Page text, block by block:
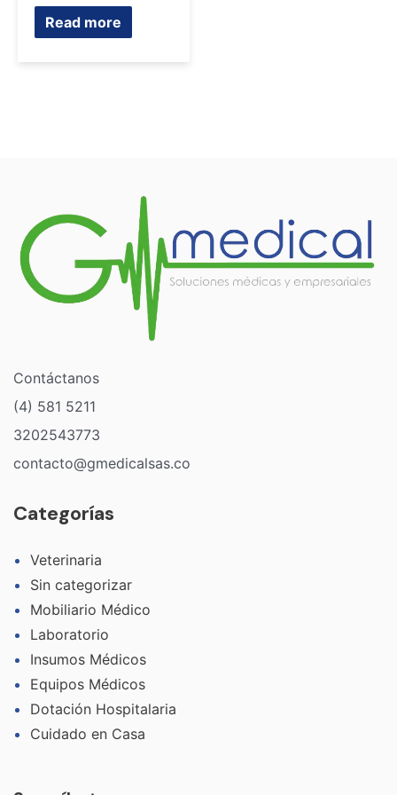
Rated
out
of
Read more
Contáctanos
(4) 581 5211
3202543773
contacto@gmedicalsas.co
Categorías
Veterinaria
Sin categorizar
Mobiliario Médico
Laboratorio
Insumos Médicos
Equipos Médicos
Dotación Hospitalaria
Cuidado en Casa